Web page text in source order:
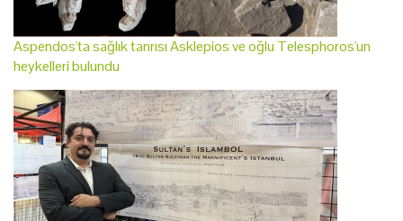
Aspendos'ta sağlık tanrısı Asklepios ve oğlu Telesphoros'un
heykelleri bulundu